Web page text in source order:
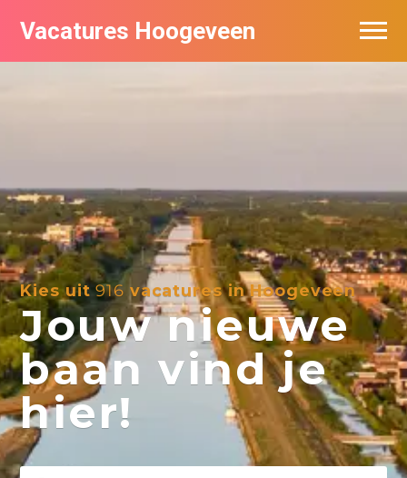
Vacatures Hoogeveen
Kies uit916 vacatures in Hoogeveen
Jouw nieuwe
baan vind je
hier!
Vacatures per bedrijf